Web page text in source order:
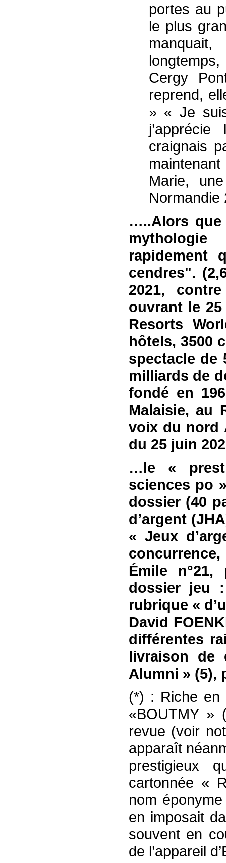
portes au
le plus
Cergy
reprend,
» « Je
craignais
Marie,
Normandie
…..Alors que
rapidement
cendres".
2021,
ouvrant le
Resorts
hôtels, 3500
spectacle de
milliards de
fondé en
Malaisie, au
voix du nord
du 25 juin
…le «
sciences po
dossier (40
d’argent
« Jeux
Émile n°21,
dossier jeu
rubrique «
David
différentes
livraison de
Alumni » (5),
(*) : Riche en
«BOUTMY »
revue (voir
apparaît
prestigieux
cartonnée «
nom
en imposait
souvent en
de l’appareil